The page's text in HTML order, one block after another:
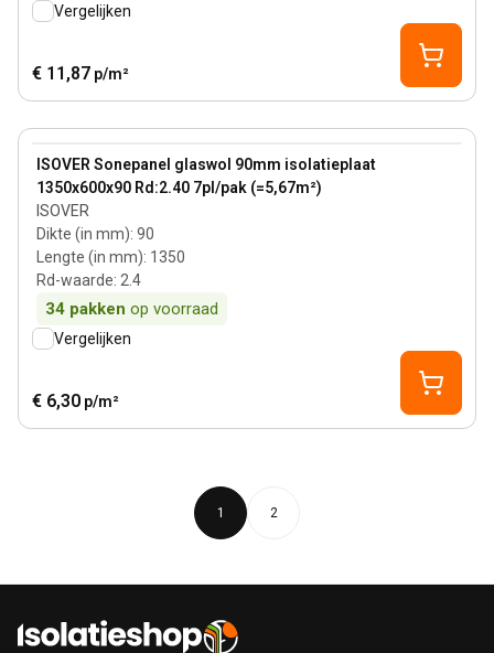
Vergelijken
€ 11,87 p/m²
ISOVER Sonepanel glaswol 90mm isolatieplaat
1350x600x90 Rd:2.40 7pl/pak (=5,67m²)
ISOVER
Dikte (in mm): 90
Lengte (in mm): 1350
Rd-waarde: 2.4
34 pakken op voorraad
View product
Vergelijken
€ 6,30 p/m²
1 2